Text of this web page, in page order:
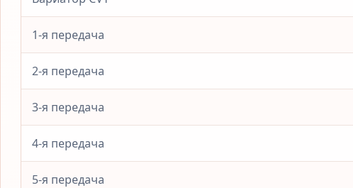
1-я передача
2-я передача
3-я передача
4-я передача
5-я передача